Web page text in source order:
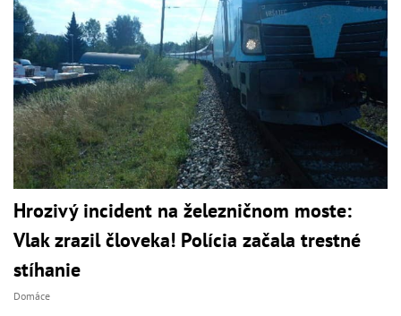
Hrozivý incident na železničnom moste:
Vlak zrazil človeka! Polícia začala trestné
stíhanie
Domáce